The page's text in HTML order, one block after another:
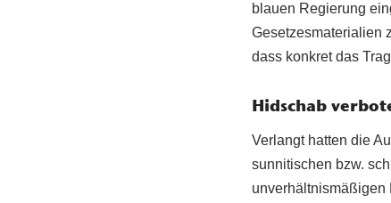
blauen Regierung
Gesetzesmaterialien
dass konkret das
Hidschab
Verlangt hatten die
sunnitischen bzw.
unverhältnismäßigen